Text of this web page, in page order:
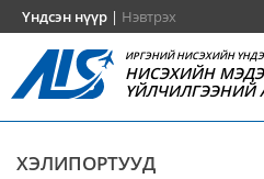
Үндсэн нүүр | Нэвтрэх
ИРГЭНИЙ НИСЭХИЙН
НИСЭХИЙН
ҮЙЛЧИЛГЭЭНИЙ
ХЭЛИПОРТУУД